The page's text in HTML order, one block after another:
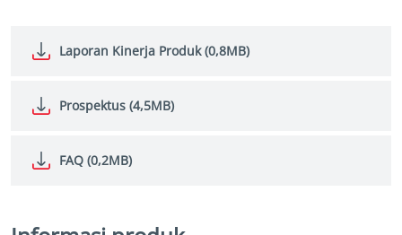
Laporan Kinerja Produk (0,8MB)
Prospektus (4,5MB)
FAQ (0,2MB)